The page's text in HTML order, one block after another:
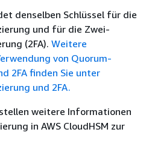
denselben Schlüssel für die
und für die Zwei-
(2FA). Weitere
von Quorum-
2FA finden Sie unter
und 2FA.
weitere Informationen
in AWS CloudHSM zur